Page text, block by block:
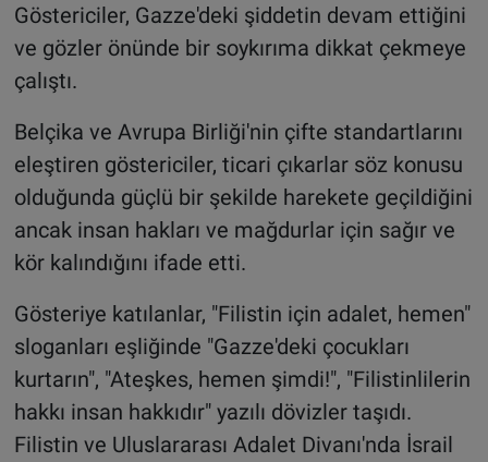
Göstericiler, Gazze'deki şiddetin devam ettiğini
ve gözler önünde bir soykırıma dikkat çekmeye
çalıştı.
Belçika ve Avrupa Birliği'nin çifte standartlarını
eleştiren göstericiler, ticari çıkarlar söz konusu
olduğunda güçlü bir şekilde harekete geçildiğini
ancak insan hakları ve mağdurlar için sağır ve
kör kalındığını ifade etti.
Gösteriye katılanlar, "Filistin için adalet, hemen"
sloganları eşliğinde "Gazze'deki çocukları
kurtarın", "Ateşkes, hemen şimdi!", "Filistinlilerin
hakkı insan hakkıdır" yazılı dövizler taşıdı.
Filistin ve Uluslararası Adalet Divanı'nda İsrail